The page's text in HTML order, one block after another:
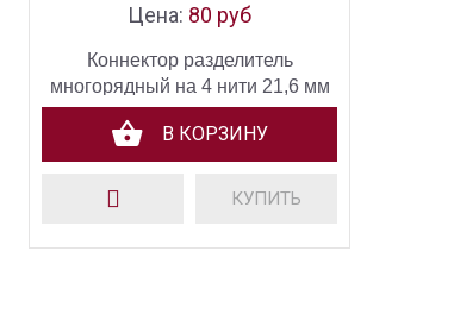
Цена: 80 руб
Коннектор разделитель
многорядный на 4 нити 21,6 мм
позолота
В КОРЗИНУ
КУПИТЬ